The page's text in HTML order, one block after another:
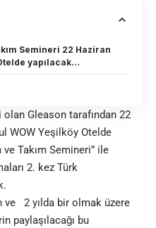
Semineri 22 Haziran
yapılacak…
Gleason tarafından 22
WOW Yeşilköy Otelde
Takım Semineri” ile
2. kez Türk
ve 2 yılda bir olmak üzere
paylaşılacağı bu